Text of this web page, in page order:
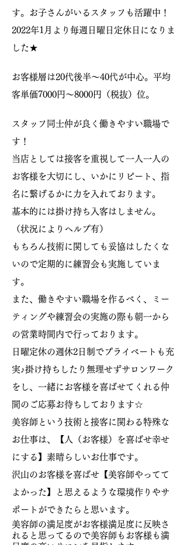
す。お子さんがいるスタッフも活躍中！
2022年1月より毎週日曜日定休日になりま
した★
お客様層は20代後半〜40代が中心。平均
客単価7000円～8000円（税抜）位。
スタッフ同士仲が良く働きやすい職場で
す！
当店としては接客を重視して一人一人の
お客様を大切にし、いかにリピート、指
名に繋げるかに力を入れております。
基本的には掛け持ち入客はしません。
（状況によりヘルプ有）
もちろん技術に関しても妥協はしたくな
いので定期的に練習会も実施していま
す。
また、働きやすい職場を作るべく、ミー
ティングや練習会の実施の際も朝一から
の営業時間内で行っております。
日曜定休の週休2日制でプライベートも充
実♪掛け持ちしたり無理せずサロンワーク
をし、一緒にお客様を喜ばせてくれる仲
間のご応募お待ちしております☆
美容師という技術と接客に関わる特殊な
お仕事は、【人（お客様）を喜ばせ幸せ
にする】素晴らしいお仕事です。
沢山のお客様を喜ばせ【美容師やってて
よかった】と思えるような環境作りやサ
ポートができたらと思います。
美容師の満足度がお客様満足度に反映さ
れると思ってるので美容師もお客様も満